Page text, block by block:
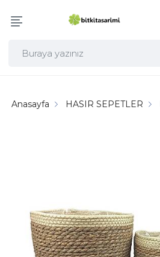
Anasayfa HASIR SEPETLER